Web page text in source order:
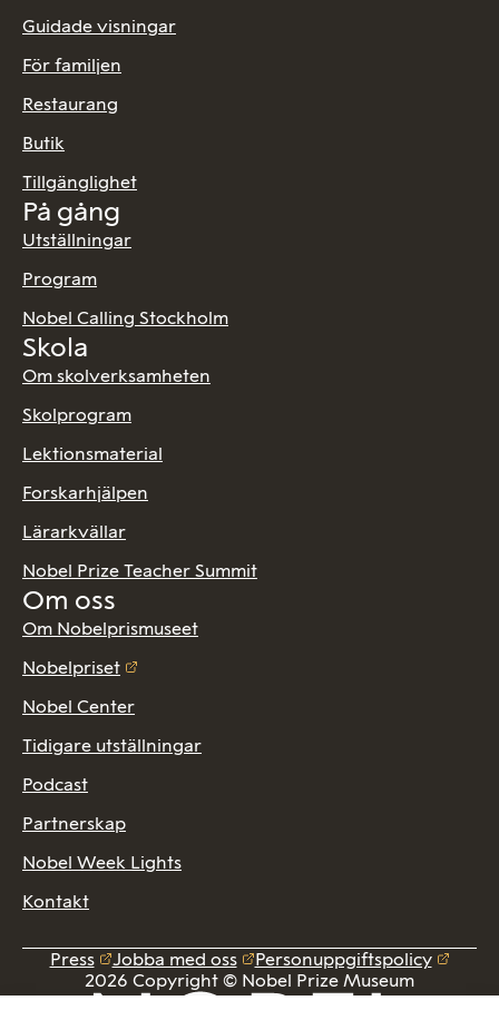
Guidade visningar
För familjen
Restaurang
Butik
Tillgänglighet
På gång
Utställningar
Program
Nobel Calling Stockholm
Skola
Om skolverksamheten
Skolprogram
Lektionsmaterial
Forskarhjälpen
Lärarkvällar
Nobel Prize Teacher Summit
Om oss
Om Nobelprismuseet
Nobelpriset
Nobel Center
Tidigare utställningar
Podcast
Partnerskap
Nobel Week Lights
Kontakt
Press Jobba med oss
Personuppgiftspolicy
2026 Copyright © Nobel Prize Museum